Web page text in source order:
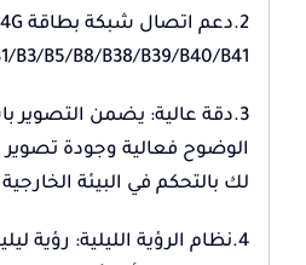
B3/B5/B8/B38/B39/B40/B41
3.دقة عالية: يضمن التصوير
الوضوح فعالية وجودة تصوير
لك بالتحكم في البيئة
4.نظام الرؤية الليلية: رؤية